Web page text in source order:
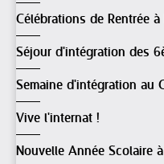
Célébrations de Rentrée
Séjour d'intégration des
Semaine d'intégration au
Vive l'internat !
Nouvelle Année Scolaire